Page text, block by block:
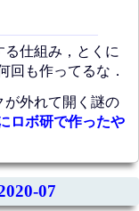
仕組み，とくに
回も作ってるな．
が外れて開く謎の
ロボ研で作ったや
07